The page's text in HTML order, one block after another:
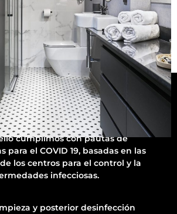
dar un excelente servicio pero
LA SALUD DE NUESTROS
ello cumplimos con pautas de
para el COVID 19, basadas en las
los centros para el control y la
infecciosas.
y posterior desinfección